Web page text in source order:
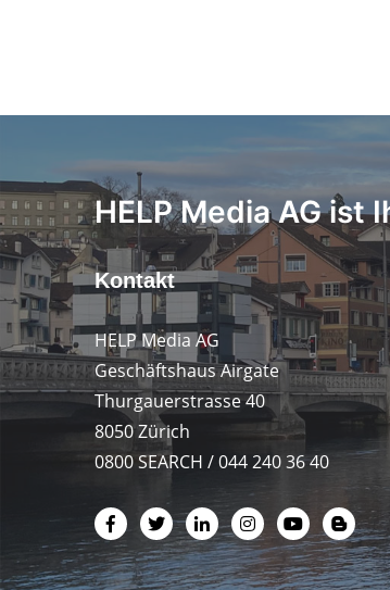
HELP Media AG ist
Kontakt
HELP Media AG
Geschäftshaus Airgate
Thurgauerstrasse 40
8050 Zürich
0800 SEARCH / 044 240 36 40